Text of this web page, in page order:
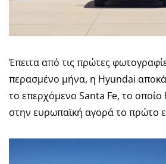
Έπειτα από τις πρώτες
περασμένο μήνα, η Hyundai
το επερχόμενο Santa Fe, το
στην ευρωπαϊκή αγορά το πρώτο